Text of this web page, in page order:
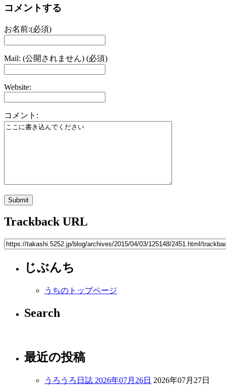
コメントする
お名前:(必須)
Mail: (公開されません) (必須)
Website:
コメント:
Trackback URL
じぶんち
うちのトップページ
Search
最近の投稿
うろうろ日誌 2026年07月26日 2026年07月27日